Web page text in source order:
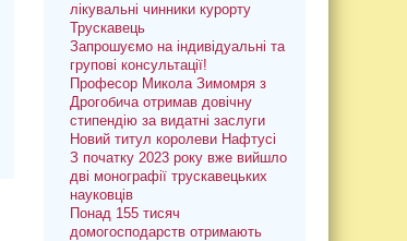
лікувальні чинники курорту
Трускавець
Запрошуємо на індивідуальні та
групові консультації!
Професор Микола Зимомря з
Дрогобича отримав довічну
стипендію за видатні заслуги
Новий титул королеви Нафтусі
З початку 2023 року вже вийшло
дві монографії трускавецьких
науковців
Понад 155 тисяч
домогосподарств отримають